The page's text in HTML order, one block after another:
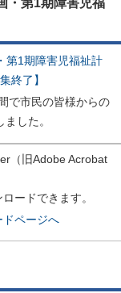
第1期障害児福祉計
終了】
で市民の皆様からの
した。
（旧Adobe Acrobat
ードできます。
ページへ